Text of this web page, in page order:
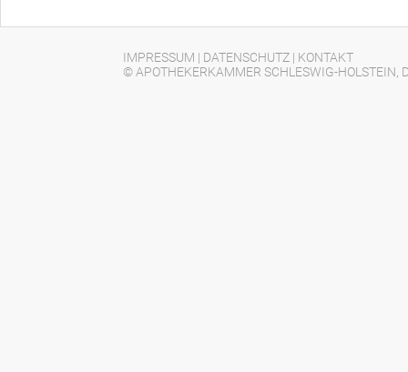
IMPRESSUM | DATENSCHUTZ | KONTAKT
© APOTHEKERKAMMER SCHLESWIG-HOLSTEIN,